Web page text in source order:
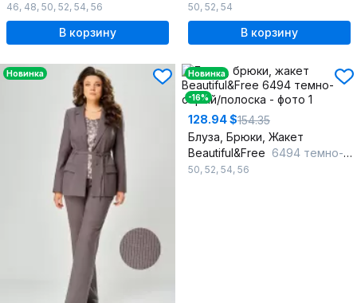
46, 48, 50, 52, 54, 56
В корзину
50, 52, 54
В корзину
Новинка Новинка
-16%
128.94 $154.35
Блуза, Брюки, Жакет
Beautiful&Free 6494 темно-серый/полоска
50, 52, 54, 56